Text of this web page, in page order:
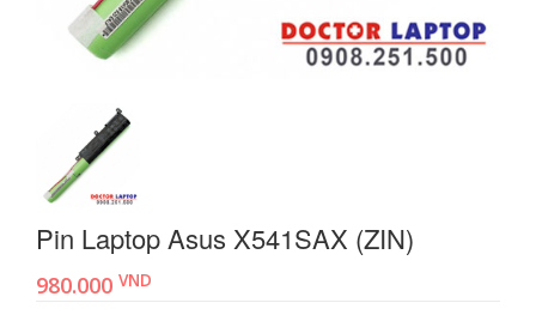
Pin Laptop Asus X541SAX (ZIN)
980.000 VND